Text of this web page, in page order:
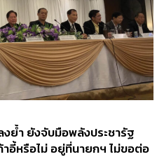
ย้ำ ยังจับมือพลังประชารัฐ
อี้หรือไม่ อยู่ที่นายกฯ ไม่ขอต่อ